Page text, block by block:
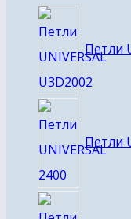
Петли
Петли